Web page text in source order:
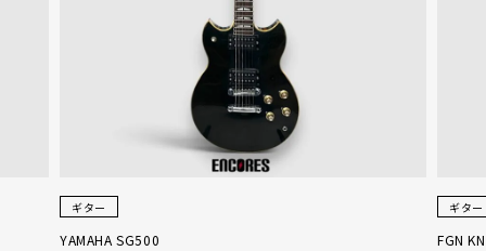
ギター
YAMAHA SG500
ギター
FGN